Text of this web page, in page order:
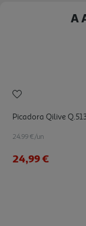
A
Picadora Qilive
24.99 €/un
24,99 €